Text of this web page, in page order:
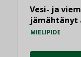
Vesi- ja
jämähtänyt
MIELIPIDE